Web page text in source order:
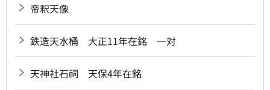
帝釈天像
鉄造天水桶 大正11年在銘 一対
天神社石祠 天保4年在銘